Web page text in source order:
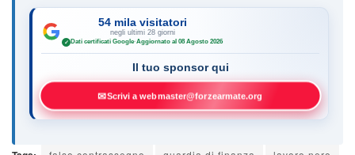
54 mila visitatori
negli ultimi 28 giorni
✓ Dati certificati Google·Aggiornato al 08 Agosto 2026
Il tuo sponsor qui
✉Scrivi a webmaster@forzearmate.org